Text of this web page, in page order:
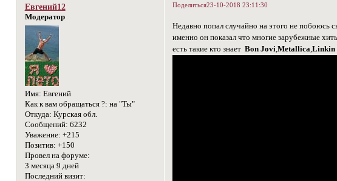
Поделиться23-10-2018 23:11:30
Евгений12
Модератор
Имя: Евгений
Как к вам обращаться ?: на "Ты"
Откуда: Курская обл.
Сообщений: 6232
Уважение: +215
Позитив: +150
Провел на форуме:
3 месяца 9 дней
Последний визит:
Недавно попал случайно на этого не побоюсь
именно он показал что многие зарубежные
есть такие кто знаетBon Jovi,Metallica,Linkin